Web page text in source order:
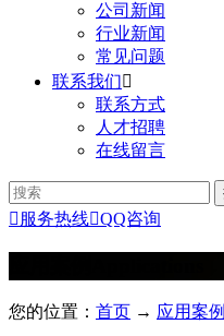
公司新闻
行业新闻
常见问题
联系我们
联系方式
人才招聘
在线留言
 服务热线QQ咨询
您的位置： 首页 → 应用案例